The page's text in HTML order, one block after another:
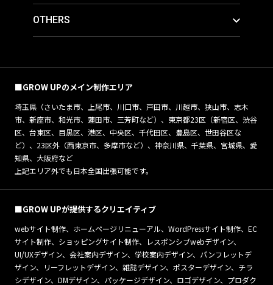
OTHERS
■GROW UPのメイン制作エリア
埼玉県（さいたま市、上尾市、川口市、戸田市、川越市、狭山市、志木
市、新座市、和光市、蓮田市、三芳町など）、東京都23区（新宿区、渋谷
区、台東区、目黒区、港区、中央区、千代田区、豊島区、世田谷区な
ど）、23区外（西東京市、多摩市など）、神奈川県、千葉県、宮城県、愛
知県、大阪府など
上記エリア外でも日本全国出張可能です。
■GROW UPが提供するクリエイティブ
webサイト制作、ホームページリニューアル、WordPressサイト制作、EC
サイト制作、ショッピングサイト制作、レスポンシブwebデザイン、
UI/UXデザイン、会社案内デザイン、学校案内デザイン、パンフレットデ
ザイン、リーフレットデザイン、雑誌デザイン、ポスターデザイン、チラ
シデザイン、DMデザイン、パッケージデザイン、ロゴデザイン、プロダク